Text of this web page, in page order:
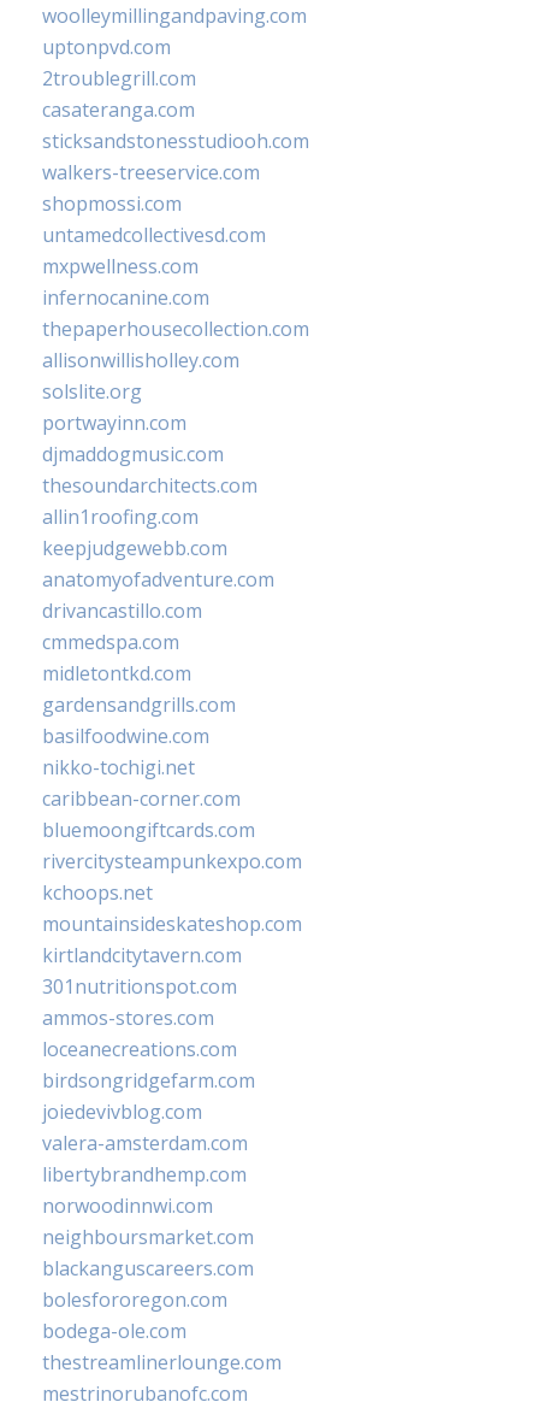
woolleymillingandpaving.com
uptonpvd.com
2troublegrill.com
casateranga.com
sticksandstonesstudiooh.com
walkers-treeservice.com
shopmossi.com
untamedcollectivesd.com
mxpwellness.com
infernocanine.com
thepaperhousecollection.com
allisonwillisholley.com
solslite.org
portwayinn.com
djmaddogmusic.com
thesoundarchitects.com
allin1roofing.com
keepjudgewebb.com
anatomyofadventure.com
drivancastillo.com
cmmedspa.com
midletontkd.com
gardensandgrills.com
basilfoodwine.com
nikko-tochigi.net
caribbean-corner.com
bluemoongiftcards.com
rivercitysteampunkexpo.com
kchoops.net
mountainsideskateshop.com
kirtlandcitytavern.com
301nutritionspot.com
ammos-stores.com
loceanecreations.com
birdsongridgefarm.com
joiedevivblog.com
valera-amsterdam.com
libertybrandhemp.com
norwoodinnwi.com
neighboursmarket.com
blackanguscareers.com
bolesfororegon.com
bodega-ole.com
thestreamlinerlounge.com
mestrinorubanofc.com